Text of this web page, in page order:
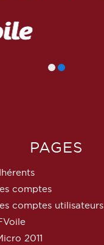
PAGES
comptes
comptes utilisateurs
2011